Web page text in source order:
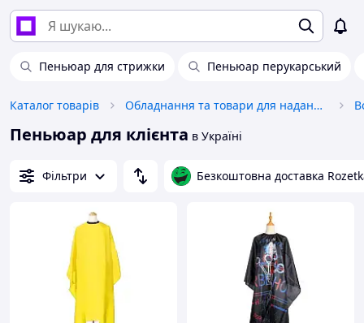
Пеньюар для стрижки Пеньюар перукарський
Каталог товарів Обладнання та товари для надання послуг
Пеньюар для клієнта в Україні
Фільтри Безкоштовна доставка